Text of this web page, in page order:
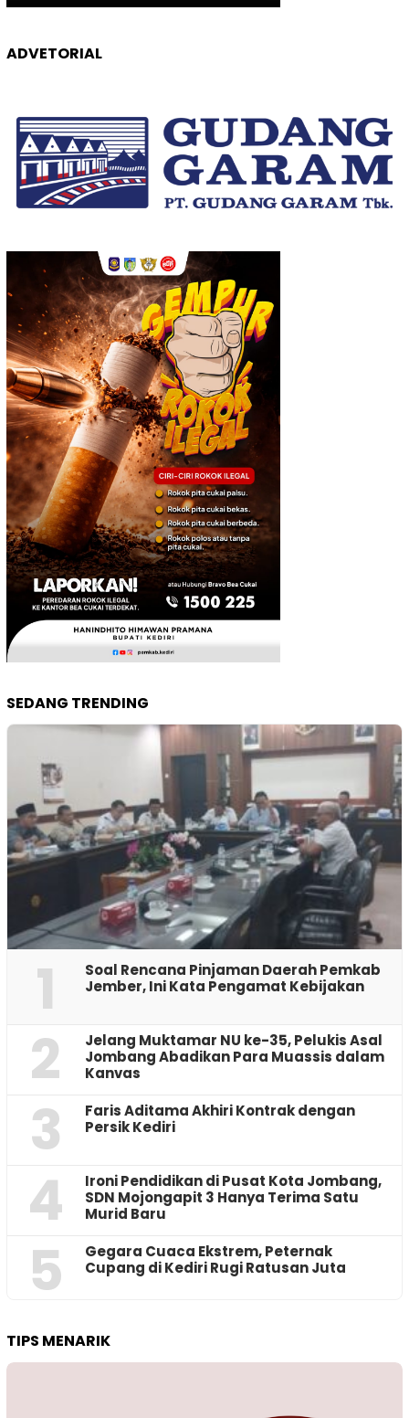
ADVETORIAL
SEDANG TRENDING
1
‎Soal Rencana Pinjaman Daerah Pemkab
Jember, Ini Kata Pengamat Kebijakan ‎
2
Jelang Muktamar NU ke-35, Pelukis Asal
Jombang Abadikan Para Muassis dalam
Kanvas
3
Faris Aditama Akhiri Kontrak dengan
Persik Kediri
4
Ironi Pendidikan di Pusat Kota Jombang,
SDN Mojongapit 3 Hanya Terima Satu
Murid Baru
5
‎Gegara Cuaca Ekstrem, Peternak
Cupang di Kediri Rugi Ratusan Juta
TIPS MENARIK